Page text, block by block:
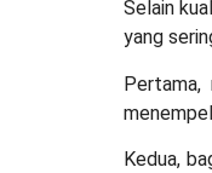
Selain
yang
Kedua,